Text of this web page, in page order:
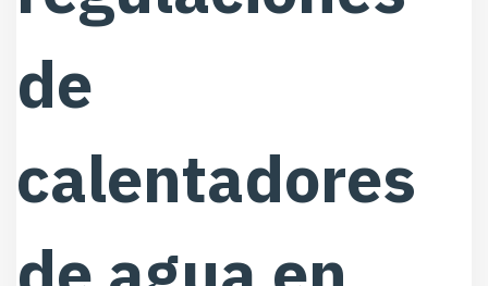
de
calentadores